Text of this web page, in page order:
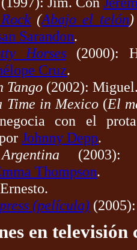
(Abajo el telón)
Sarandon.
Horses(2000):
Cruz.
Tango (2002):
Time in Mexico(El
con el
Johnny Depp.
(2003):
Thompson.
(película)
en televisión